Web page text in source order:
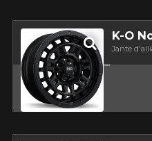
K-O
Jante